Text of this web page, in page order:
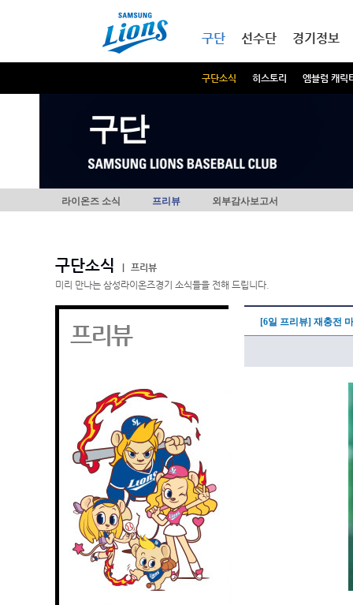
구단
구단소식 히스토리 엠블럼 캐릭
선수단 경기정보
구단
라이온즈 소식 프리뷰 외부감사보고서
구단소식
프리뷰
미리 만나는 삼성라이온즈경기 소식들을 전해 드립니다.
프리뷰 [6일 프리뷰] 재충전